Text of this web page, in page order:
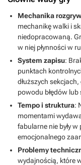
Mechanika
mechanikę walki i
niedopracowaną.
w niej płynności w
System zapisu:
punktach
dłuższych
powodu błędów lub
Tempo i struktura:
momentami
fabularne nie były
emocjonalnego
Problemy
wydajnością, które